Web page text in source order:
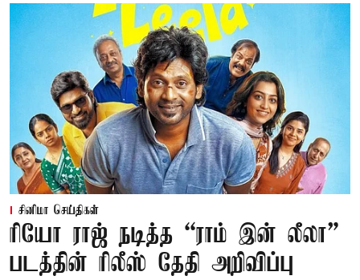
சினிமா செய்திகள்
ரியோ ராஜ் நடித்த “ராம் இன் லீலா”
படத்தின் ரிலீஸ் தேதி அறிவிப்பு